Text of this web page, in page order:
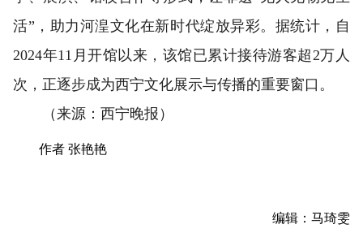
活”，助力河湟文化在新时代绽放异彩。据统计，自
2024年11月开馆以来，该馆已累计接待游客超2万人
次，正逐步成为西宁文化展示与传播的重要窗口。
（来源：西宁晚报）
作者 张艳艳
编辑：马琦雯